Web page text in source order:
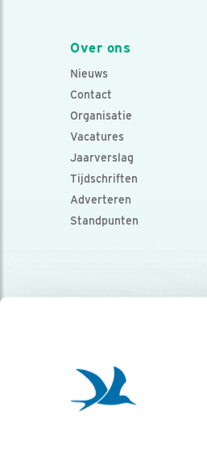
Over ons
Nieuws
Contact
Organisatie
Vacatures
Jaarverslag
Tijdschriften
Adverteren
Standpunten